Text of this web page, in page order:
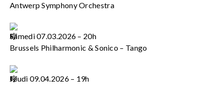
Antwerp Symphony Orchestra
Samedi 07.03.2026 – 20h
Brussels Philharmonic & Sonico – Tango
Jeudi 09.04.2026 – 19h